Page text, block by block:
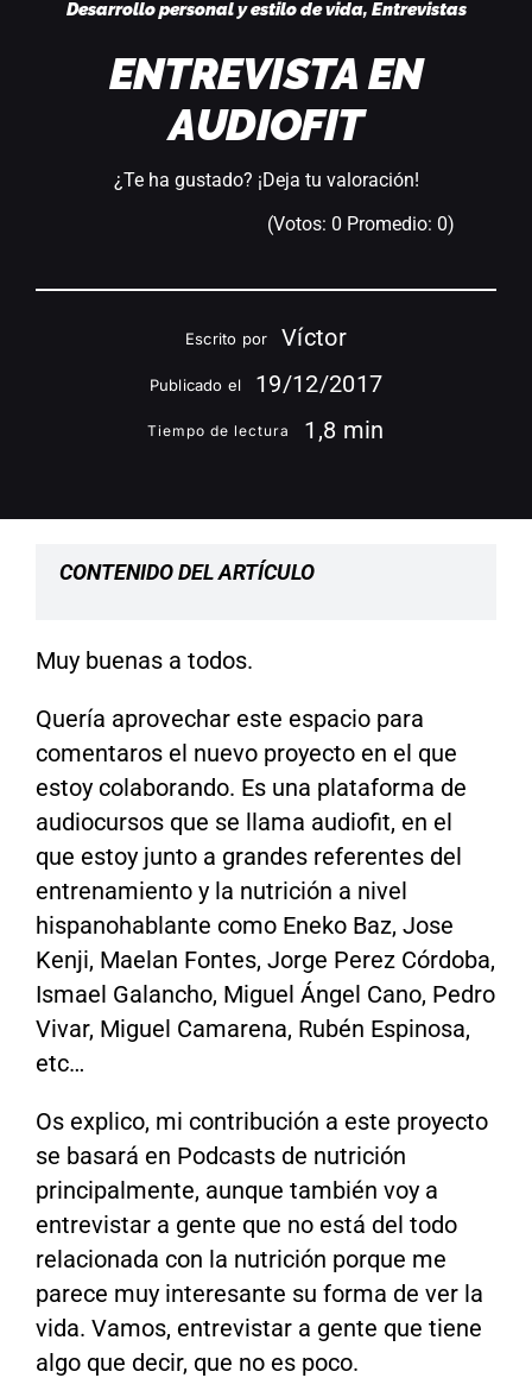
Desarrollo personal y estilo de vida, Entrevistas
ENTREVISTA EN
AUDIOFIT
¿Te ha gustado? ¡Deja tu valoración!
(Votos: 0 Promedio: 0)
Escrito por Víctor
Publicado el 19/12/2017
Tiempo de lectura 1,8 min
CONTENIDO DEL ARTÍCULO
Muy buenas a todos.
Quería aprovechar este espacio para
comentaros el nuevo proyecto en el que
estoy colaborando. Es una plataforma de
audiocursos que se llama audiofit, en el
que estoy junto a grandes referentes del
entrenamiento y la nutrición a nivel
hispanohablante como Eneko Baz, Jose
Kenji, Maelan Fontes, Jorge Perez Córdoba,
Ismael Galancho, Miguel Ángel Cano, Pedro
Vivar, Miguel Camarena, Rubén Espinosa,
etc…
Os explico, mi contribución a este proyecto
se basará en Podcasts de nutrición
principalmente, aunque también voy a
entrevistar a gente que no está del todo
relacionada con la nutrición porque me
parece muy interesante su forma de ver la
vida. Vamos, entrevistar a gente que tiene
algo que decir, que no es poco.